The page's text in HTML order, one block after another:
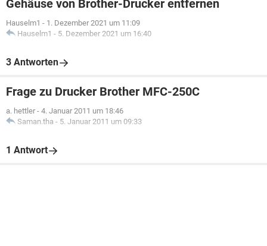
Gehäuse von Brother-Drucker entfernen
Hauselm1 - 1. Dezember 2021 um 11:09
Hauselm1 - 5. Dezember 2021 um 16:40
3 Antworten
Frage zu Drucker Brother MFC-250C
a. hettler - 4. Januar 2011 um 18:46
Saman.tha - 5. Januar 2011 um 09:33
1 Antwort